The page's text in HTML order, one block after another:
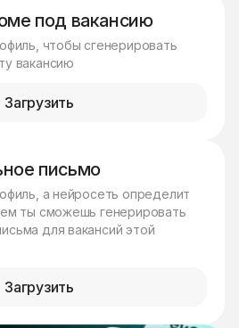
под вакансию
чтобы сгенерировать
вакансию
Загрузить
письмо
а нейросеть определит
ты сможешь генерировать
для вакансий этой
Загрузить